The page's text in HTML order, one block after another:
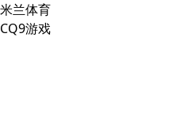
米兰体育
CQ9游戏